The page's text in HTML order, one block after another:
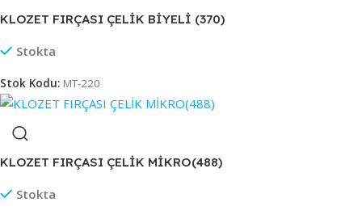
KLOZET FIRÇASI ÇELİK BİYELİ (370)
Stokta
Stok Kodu: MT-220
KLOZET FIRÇASI ÇELİK MİKRO(488)
Stokta